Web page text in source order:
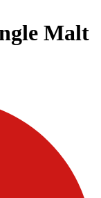
Malt